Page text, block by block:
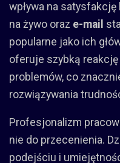
wpływa na satysfakcję
na żywo oraz e-mail
popularne jako ich
oferuje szybką reakcję
problemów, co
rozwiązywania
Profesjonalizm
nie do przecenienia.
podejściu i